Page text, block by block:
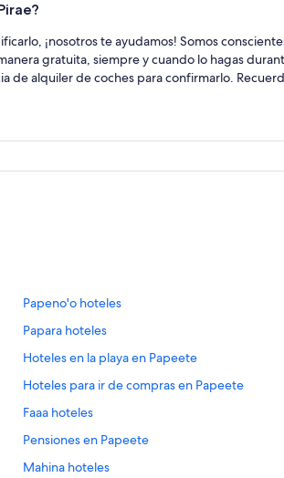
¡nosotros te ayudamos! Somos
gratuita, siempre y cuando lo hagas
alquiler de coches para confirmarlo.
Papeno'o hoteles
E
l
a
c
e
u
e
a
b
Papara hoteles
E
l
a
c
e
u
e
Hoteles en la playa en Papeete
E
l
a
c
e
u
Hoteles para ir de compras en Papeete
E
l
a
c
e
Faaa hoteles
E
l
a
Pensiones en Papeete
E
lMahina hoteles
E